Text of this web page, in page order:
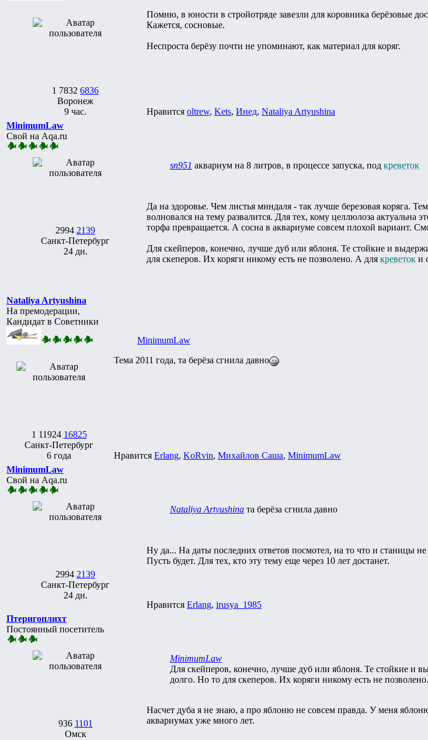
1 7832 6836
Воронеж
9 час.
Помню, в юности в стройотряде завезли для коровника берёзовые
Кажется, сосновые.
Неспроста берёзу почти не упоминают, как материал для коряг.
Нравится oltrew, Kets, Инед, Nataliya Artyushina
MinimumLaw
Свой на Aqa.ru
2994 2139
Санкт-Петербург
24 дн.
sn951 аквариум на 8 литров, в процессе запуска, под креветок
Да на здоровье. Чем листья миндаля - так лучше березовая коряга.
волновался на тему развалится. Для тех, кому целлюлоза
торфа превращается. А сосна в аквариуме совсем плохой вариант.
Для скейперов, конечно, лучше дуб или яблоня. Те стойкие и
для скеперов. Их коряги никому есть не позволено. А для креветок и
Nataliya Artyushina
На премодерации,
Кандидат в Советники
1 11924 16825
Санкт-Петербург
6 года
MinimumLaw
Тема 2011 года, та берёза сгнила давно
Нравится Erlang, KoRvin, Михайлов Саша, MinimumLaw
MinimumLaw
Свой на Aqa.ru
2994 2139
Санкт-Петербург
24 дн.
Nataliya Artyushina та берёза сгнила давно
Ну да... На даты последних ответов посмотел, на то что и станицы
Пусть будет. Для тех, кто эту тему еще через 10 лет достанет.
Нравится Erlang, irusya_1985
Птеригоплихт
Постоянный посетитель
936 1101
Омск
MinimumLaw
Для скейперов, конечно, лучше дуб или яблоня. Те стойкие и
долго. Но то для скеперов. Их коряги никому есть не
Насчет дуба я не знаю, а про яблоню не совсем правда. У меня
аквариумах уже много лет.